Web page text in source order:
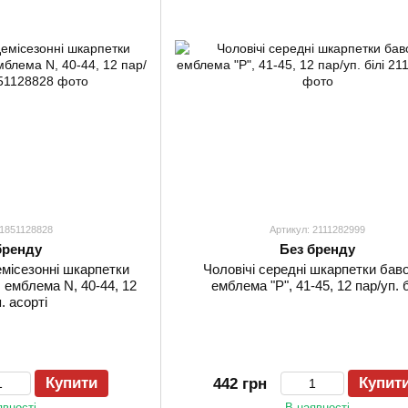
шкарпетки
N, 40-44, 12
асорті
Купити
Артикул: 2111282999
Без бренду
Чоловічі середні шкарпетки
емблема "Р", 41-45, 12 пар/уп.
442 грн